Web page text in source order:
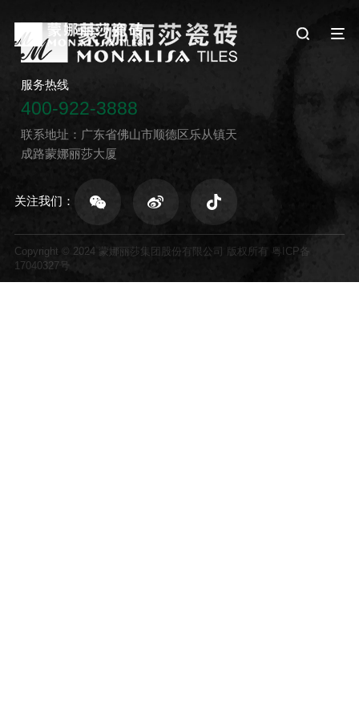
服务热线
400-922-3888
联系地址：广东省佛山市顺德区乐从镇天
成路蒙娜丽莎大厦
关注我们：
Copyright © 2024 蒙娜丽莎集团股份有限公司 版权所有 粤ICP备
17040327号